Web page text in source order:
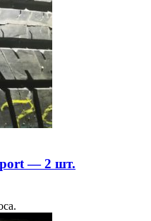
— 2 шт.